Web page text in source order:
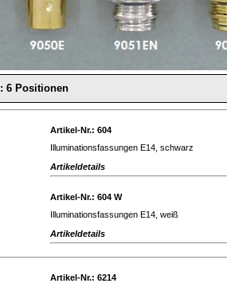
6 Positionen
Artikel-Nr.: 604
Illuminationsfassungen E14, schwarz
Artikeldetails
Artikel-Nr.: 604 W
Illuminationsfassungen E14, weiß
Artikeldetails
Artikel-Nr.: 6214